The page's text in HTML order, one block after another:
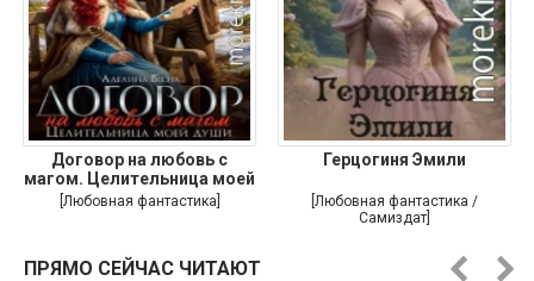
Договор на любовь с
магом. Целительница моей
души
[Любовная фантастика]
Герцогиня Эмили
[Любовная фантастика /
Самиздат]
ПРЯМО СЕЙЧАС ЧИТАЮТ